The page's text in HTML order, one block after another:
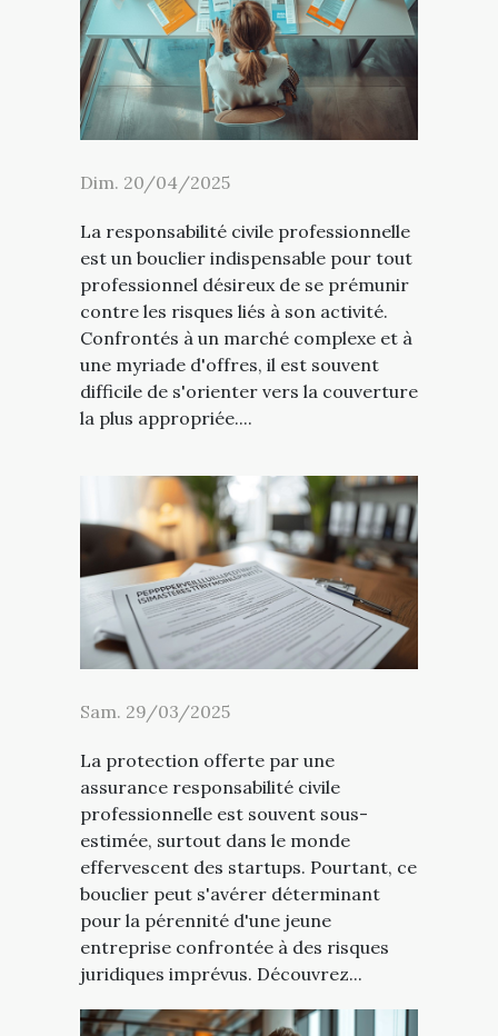
Dim. 20/04/2025
La responsabilité civile professionnelle
est un bouclier indispensable pour tout
professionnel désireux de se prémunir
contre les risques liés à son activité.
Confrontés à un marché complexe et à
une myriade d'offres, il est souvent
difficile de s'orienter vers la couverture
la plus appropriée....
Sam. 29/03/2025
La protection offerte par une
assurance responsabilité civile
professionnelle est souvent sous-
estimée, surtout dans le monde
effervescent des startups. Pourtant, ce
bouclier peut s'avérer déterminant
pour la pérennité d'une jeune
entreprise confrontée à des risques
juridiques imprévus. Découvrez...